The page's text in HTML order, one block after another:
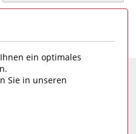
1 >
Hygiene-Museums
ein optimales
Sie in unseren